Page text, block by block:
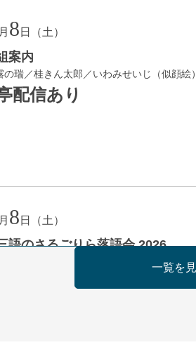
月 8 日（土）
案内
の瑞／桂きん太郎／いわみせいじ（似顔
配信あり
月 8 日（土）
語のさるごりら落語会 2026
一覧を